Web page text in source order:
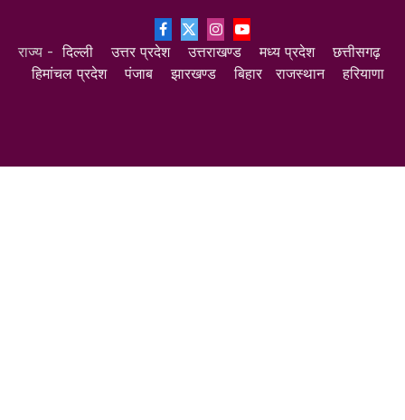
Facebook
X
(Twitter)
InstagramYouTube
राज्य -दिल्ली उत्तर प्रदेश उत्तराखण्ड मध्य प्रदेश
छत्तीसगढ़
हिमांचल प्रदेश
पंजाब झारखण्ड बिहार राजस्थान हरियाणा